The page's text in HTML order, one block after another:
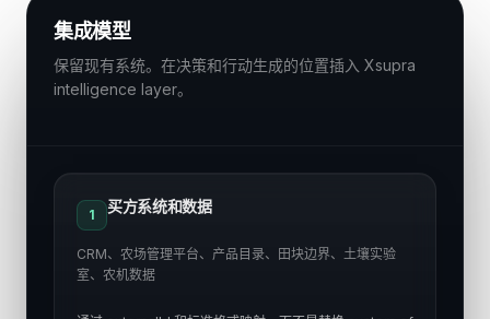
集成模型
保留现有系统。在决策和行动生成的位置插入 Xsupra
intelligence layer。
1 买方系统和数据
CRM、农场管理平台、产品目录、田块边界、土壤实验
室、农机数据